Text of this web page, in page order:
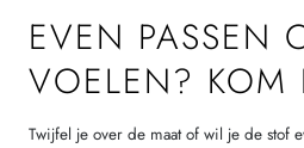
EVEN PASSEN
VOELEN? KOM
Twijfel je over de maat of wil je de stof